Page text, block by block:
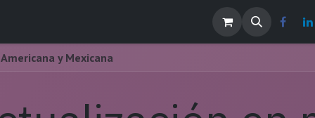
EMPLEOS
y Mexicana